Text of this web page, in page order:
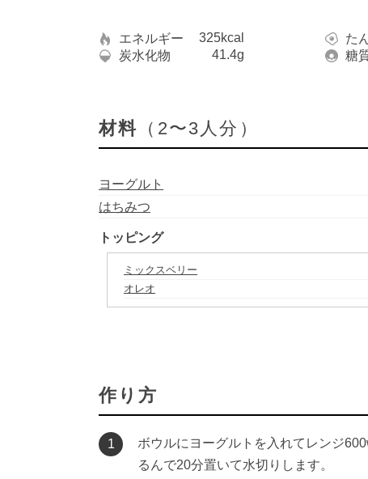
エネルギー 325kcal た
炭水化物
41.4g 糖
材料 （2〜3人分）
ヨーグルト
はちみつ
トッピング
ミックスベリー
オレオ
作り方
1
ボウルにヨーグルトを入れてレンジ
るんで20分置いて水切りします。